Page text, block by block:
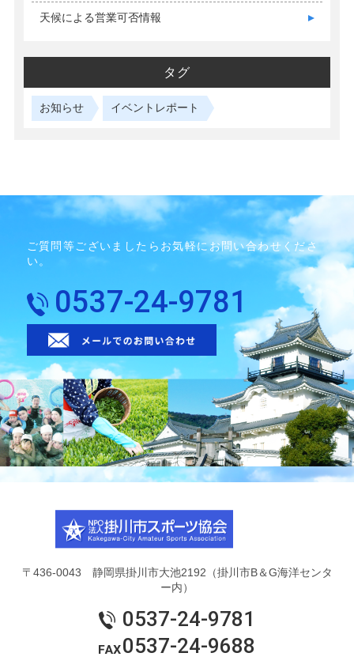
天候による営業可否情報
タグ
お知らせ イベントレポート
ご質問等ございましたらお気軽にお問い合わせくださ
い。
0537-24-9781
〒436-0043 静岡県掛川市大池2192（掛川市B＆G海洋センタ
ー内）
0537-24-9781
0537-24-9688